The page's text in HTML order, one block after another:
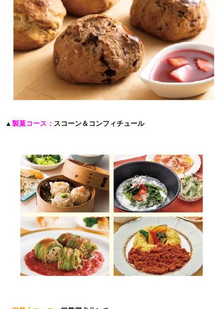
▲製菓コース： スコーン＆コンフィチュール